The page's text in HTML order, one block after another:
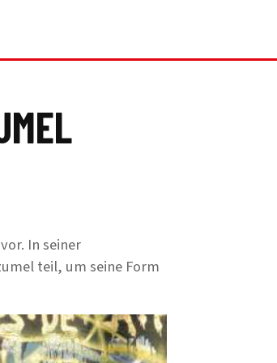
In seiner
teil, um seine Form